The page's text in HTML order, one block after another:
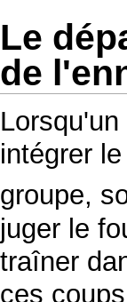
Le
de
intégrer
groupe,
juger le
traîner
ces